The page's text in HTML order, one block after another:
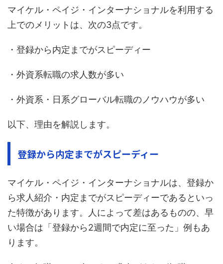
マイケル・ペイジ・インターナショナルを利用する
上でのメリットは、次の3点です。
・登録から内定までがスピーディー
・外資系転職の求人数が多い
・外資系・日系グローバル転職のノウハウが多い
以下、理由を解説します。
登録から内定までがスピーディー
マイケル・ペイジ・インターナショナルは、登録か
ら求人紹介・内定までがスピーディーであるといっ
た特徴があります。人によって差はあるものの、早
い場合は「登録から2週間で内定に至った」例もあ
ります。